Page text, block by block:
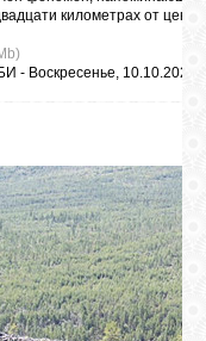
километрах от
- Воскресенье, 10.10.2021,